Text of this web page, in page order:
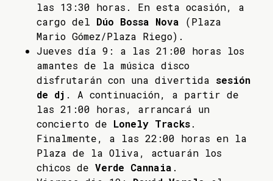
las 13:30 horas. En esta ocasión, a
cargo del Dúo Bossa Nova (Plaza
Mario Gómez/Plaza Riego).
Jueves día 9: a las 21:00 horas los
amantes de la música disco
disfrutarán con una divertida sesión
de dj . A continuación, a partir de
las 21:00 horas, arrancará un
concierto de Lonely Tracks.
Finalmente, a las 22:00 horas en la
Plaza de la Oliva, actuarán los
chicos de Verde Cannaia .